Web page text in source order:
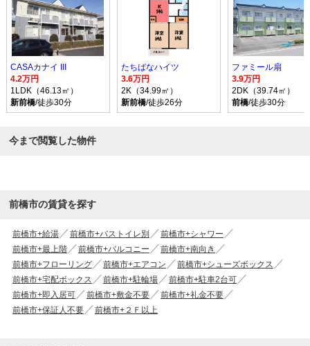
CASAカナイ III
4.2万円
1LDK（46.13㎡）
新前橋/徒歩30分
たちばなハイツ
3.6万円
2K（34.99㎡）
新前橋/徒歩26分
ファミール扇
3.9万円
2DK（39.74㎡）
前橋/徒歩30分
今まで閲覧した物件
前橋市の賃貸を探す
前橋市+給湯 前橋市+バストイレ別
前橋市+シャワー
前橋市+最上階
前橋市+バルコニー
前橋市+南向き
前橋市+フローリング
前橋市+エアコン
前橋市+シューズボックス
前橋市+宅配ボックス
前橋市+駐輪場
前橋市+駐車2台可
前橋市+即入居可
前橋市+敷金不要
前橋市+礼金不要
前橋市+保証人不要
前橋市+２Ｆ以上